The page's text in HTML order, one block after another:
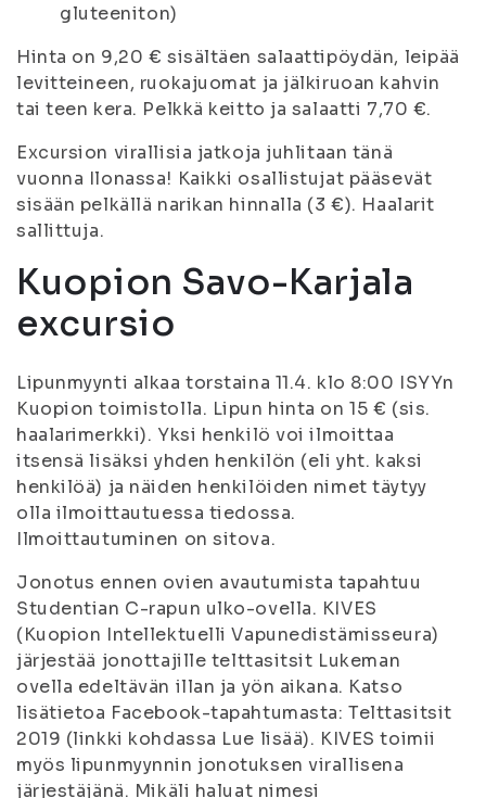
gluteeniton)
Hinta on 9,20 € sisältäen salaattipöydän, leipää
levitteineen, ruokajuomat ja jälkiruoan kahvin
tai teen kera. Pelkkä keitto ja salaatti 7,70 €.
Excursion virallisia jatkoja juhlitaan tänä
vuonna Ilonassa! Kaikki osallistujat pääsevät
sisään pelkällä narikan hinnalla (3 €). Haalarit
sallittuja.
Kuopion Savo-Karjala
excursio
Lipunmyynti alkaa torstaina 11.4. klo 8:00 ISYYn
Kuopion toimistolla. Lipun hinta on 15 € (sis.
haalarimerkki). Yksi henkilö voi ilmoittaa
itsensä lisäksi yhden henkilön (eli yht. kaksi
henkilöä) ja näiden henkilöiden nimet täytyy
olla ilmoittautuessa tiedossa.
Ilmoittautuminen on sitova.
Jonotus ennen ovien avautumista tapahtuu
Studentian C-rapun ulko-ovella. KIVES
(Kuopion Intellektuelli Vapunedistämisseura)
järjestää jonottajille telttasitsit Lukeman
ovella edeltävän illan ja yön aikana. Katso
lisätietoa Facebook-tapahtumasta: Telttasitsit
2019 (linkki kohdassa Lue lisää). KIVES toimii
myös lipunmyynnin jonotuksen virallisena
järjestäjänä. Mikäli haluat nimesi